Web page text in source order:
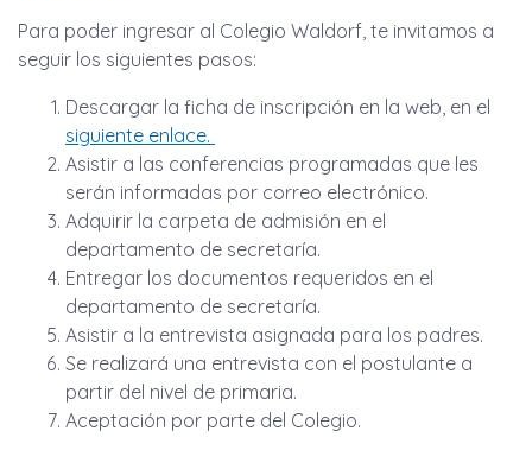
Para poder ingresar al Colegio Waldorf, te invitamos a
seguir los siguientes pasos:
Descargar la ficha de inscripción en la web, en el
siguiente enlace.
Asistir a las conferencias programadas que les
serán informadas por correo electrónico.
Adquirir la carpeta de admisión en el
departamento de secretaría.
Entregar los documentos requeridos en el
departamento de secretaría.
Asistir a la entrevista asignada para los padres.
Se realizará una entrevista con el postulante a
partir del nivel de primaria.
Aceptación por parte del Colegio.